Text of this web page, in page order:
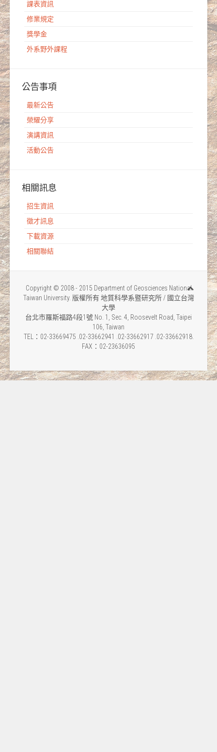
課表資訊
修業規定
獎學金
外系野外課程
公告事項
最新公告
榮耀分享
演講資訊
活動公告
相關訊息
招生資訊
徵才訊息
下載資源
相關聯結
Copyright © 2008 - 2015 Department of Geosciences National
Taiwan University. 版權所有 地質科學系暨研究所 / 國立台灣
大學
台北市羅斯福路4段1號 No. 1, Sec. 4, Roosevelt Road, Taipei
106, Taiwan
TEL：02-33669475 .02-33662941 .02-33662917 .02-33662918.
FAX：02-23636095